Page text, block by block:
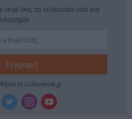
σας τα τελευταία νέα για
το Culturenow.gr